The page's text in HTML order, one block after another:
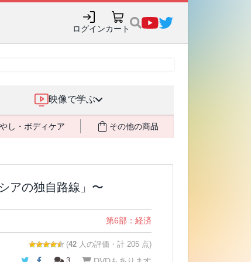
ログインカート
映像で学ぶ
し・ボディケア その他の商品
アの独自路線」〜
第6部：経済
(42 人の評価・計 205 点)
Twitter
Facebook